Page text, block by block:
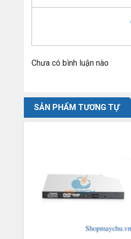
Chưa có bình luận nào
SẢN PHẨM TƯƠNG TỰ